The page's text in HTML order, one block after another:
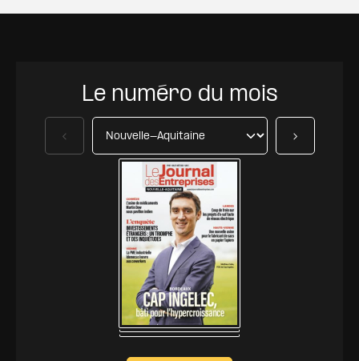
Le numéro du mois
Précédent Suivant